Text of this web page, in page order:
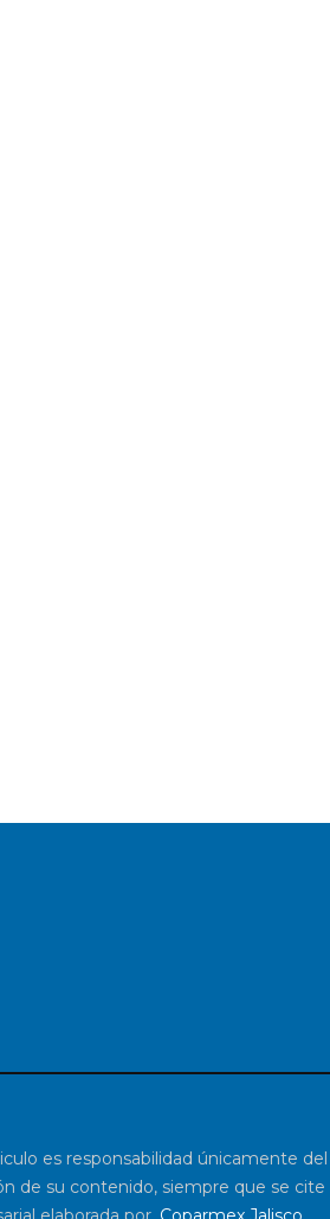
es responsabilidad únicamente
de su contenido, siempre que se